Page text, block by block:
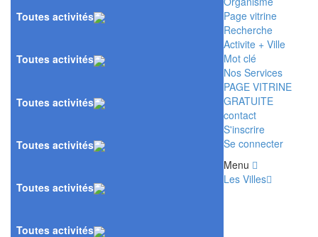
Toutes activités
Toutes activités
Toutes activités
Toutes activités
Toutes activités
Toutes activités
Page vitrine
Recherche
Activite + Ville
Mot clé
Nos Services
PAGE VITRINE
GRATUITE
contact
S'inscrire
Se connecter
Menu
Les Villes